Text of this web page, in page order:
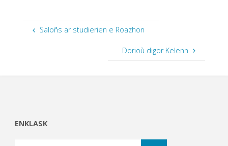
Saloñs ar studierien e Roazhon
Dorioù digor Kelenn
ENKLASK